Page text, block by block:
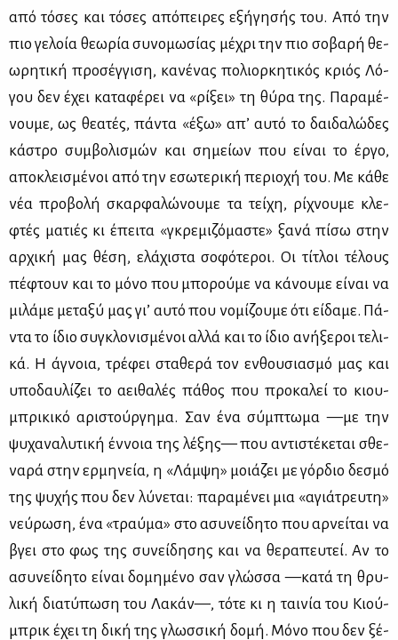
από τό­σες και τό­σες από­πει­ρες εξή­γη­σής του. Από την
πιο γε­λοία θε­ω­ρία συ­νο­μω­σί­ας μέ­χρι την πιο σο­βα­ρή θε­
ω­ρη­τι­κή προ­σέγ­γι­ση, κα­νέ­νας πο­λιορ­κη­τι­κός κριός Λό­
γου δεν έχει κα­τα­φέ­ρει να «ρί­ξει» τη θύ­ρα της. Πα­ρα­μέ­
νου­με, ως θε­α­τές, πά­ντα «έξω» απ’ αυ­τό το δαι­δα­λώ­δες
κά­στρο συμ­βο­λι­σμών και ση­μεί­ων που εί­ναι το έρ­γο,
απο­κλει­σμέ­νοι από την εσω­τε­ρι­κή πε­ριο­χή του. Με κά­θε
νέα προ­βο­λή σκαρ­φα­λώ­νου­με τα τεί­χη, ρί­χνου­με κλε­
φτές μα­τιές κι έπει­τα «γκρε­μι­ζό­μα­στε» ξα­νά πί­σω στην
αρ­χι­κή μας θέ­ση, ελά­χι­στα σο­φό­τε­ροι. Οι τί­τλοι τέ­λους
πέ­φτουν και το μό­νο που μπο­ρού­με να κά­νου­με εί­ναι να
μι­λά­με με­τα­ξύ μας γι’ αυ­τό που νο­μί­ζου­με ότι εί­δα­με. Πά­
ντα το ίδιο συ­γκλο­νι­σμέ­νοι αλ­λά και το ίδιο ανή­ξε­ροι τε­λι­
κά. Η άγνοια, τρέ­φει στα­θε­ρά τον εν­θου­σια­σμό μας και
υπο­δαυ­λί­ζει το αει­θα­λές πά­θος που προ­κα­λεί το κιου­
μπρι­κι­κό αρι­στούρ­γη­μα. Σαν ένα σύμ­πτω­μα —με την
ψυ­χα­να­λυ­τι­κή έν­νοια της λέ­ξης— που αντι­στέ­κε­ται σθε­
να­ρά στην ερ­μη­νεία, η «Λάμ­ψη» μοιά­ζει με γόρ­διο δε­σμό
της ψυ­χής που δεν λύ­νε­ται: πα­ρα­μέ­νει μια «αγιά­τρευ­τη»
νεύ­ρω­ση, ένα «τραύ­μα» στο ασυ­νεί­δη­το που αρ­νεί­ται να
βγει στο φως της συ­νεί­δη­σης και να θε­ρα­πευ­τεί. Αν το
ασυ­νεί­δη­το εί­ναι δο­μη­μέ­νο σαν γλώσ­σα —κα­τά τη θρυ­
λι­κή δια­τύ­πω­ση του Λα­κάν—, τό­τε κι η ται­νία του Κιού­
μπρικ έχει τη δι­κή της γλωσ­σι­κή δο­μή. Μό­νο που δεν ξέ­